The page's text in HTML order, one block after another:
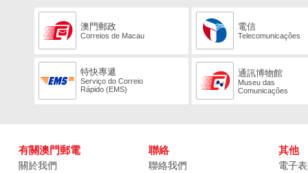
澳門郵政
Correios de Macau
電信
Telecomunicações
特快專遞
Serviço do Correio
Rápido (EMS)
通訊博物館
Museu das
Comunicações
有關澳門郵電
關於我們
聯絡
聯絡我們
其他
電子